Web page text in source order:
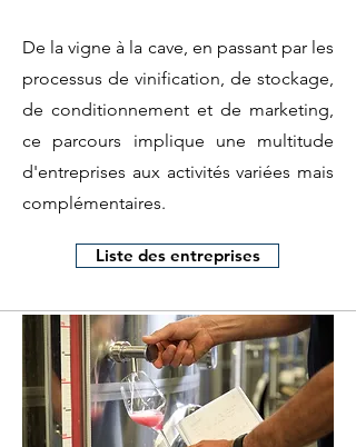
De la vigne à la cave, en passant par les
processus de vinification, de stockage,
de conditionnement et de marketing,
ce parcours implique une multitude
d'entreprises aux activités variées mais
complémentaires.
Liste des entreprises